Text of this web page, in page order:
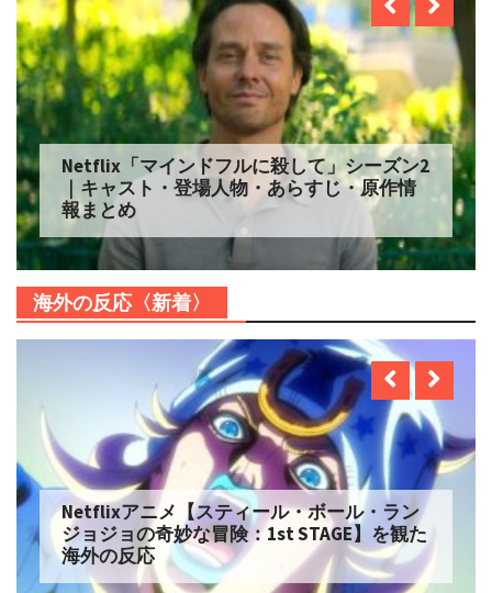
Netflix「自由研究には向かない殺人」シー
ズン2 配信へ｜キャスト・登場人物・あらす
じ・原作情報まとめ
海外の反応〈新着〉
Netflix実写【ONE PIECE】シーズン2 を観た
海外の反応